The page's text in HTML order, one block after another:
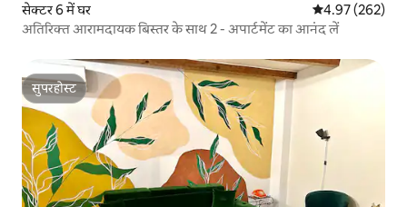
सेक्टर 6 में घर औसत रेटिंग 5 में से
4.97 (262)
अतिरिक्त आरामदायक बिस्तर के साथ 2 - अपार्टमेंट का आनंद लें
सुपरहोस्ट
सुपरहोस्ट